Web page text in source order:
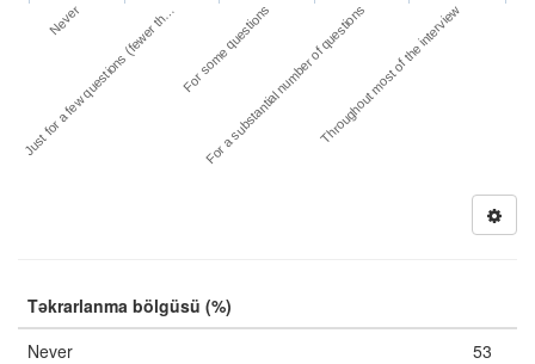
Never
Just for a few questions (fewer th… For some questions
For a substantial number of questionsThroughout most of the interview
Təkrarlanma bölgüsü (%)
Never
53